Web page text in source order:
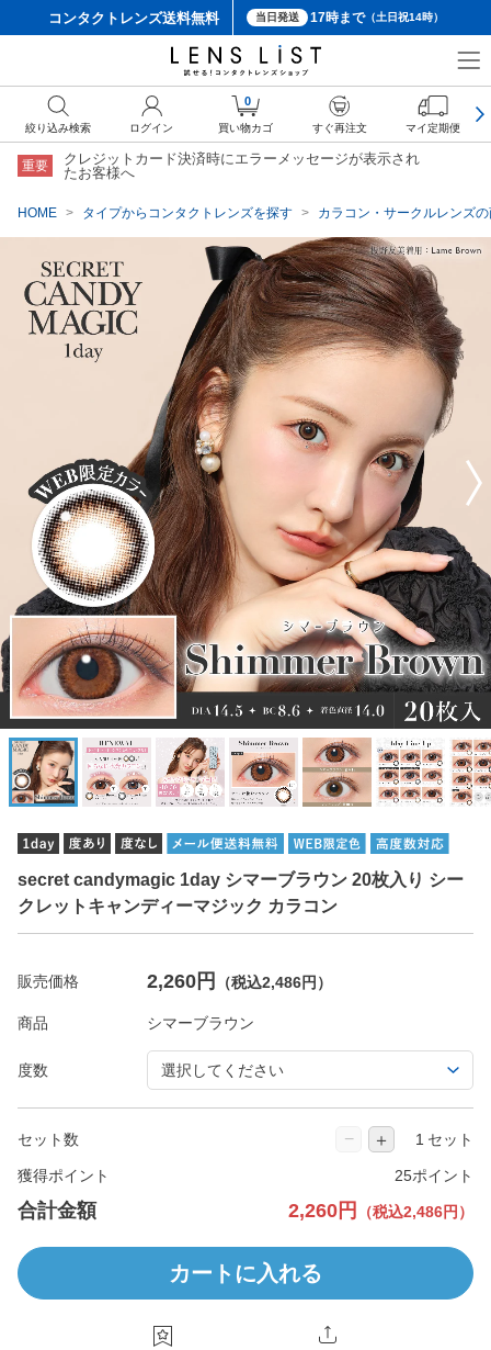
コンタクトレンズ送料無料 当日発送 17時まで（土日祝14時）
重要
クレジットカード決済時にエラーメッセージが表示され
たお客様へ
HOME タイプからコンタクトレンズを探す カラコン・サークルレンズ
secret candymagic 1day シマーブラウン 20枚入り シー
クレットキャンディーマジック カラコン
販売価格 2,260円 （税込2,486円）
商品
度数
セット数 − ＋ セット
獲得ポイント 25ポイント
合計金額 2,260円 （税込2,486円）
カートに入れる
絞り込み検索 ログイン
0
買い物カゴ すぐ再注文 マイ定期便
クーポン詳細